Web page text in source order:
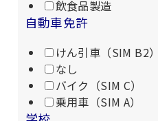
飲食品製造
自動車免許
けん引車（SIM B2）
なし
バイク（SIM C）
乗用車（SIM A）